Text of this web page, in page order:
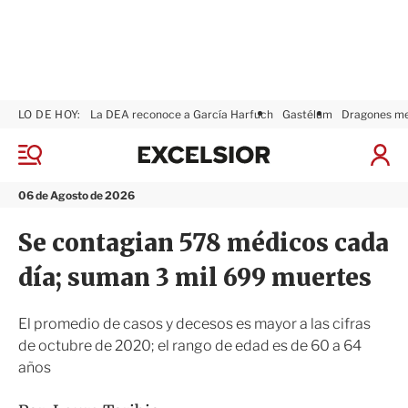
M
n
06 de Agosto de 2026
LO DE HOY: La DEA reconoce a García Harfuch Gastélum Dragones
I
a
x
s
i
r
Se contagian 578 médicos cada
día; suman 3 mil 699 muertes
El promedio de casos y decesos es mayor a las cifras
de octubre de 2020; el rango de edad es de 60 a 64
años